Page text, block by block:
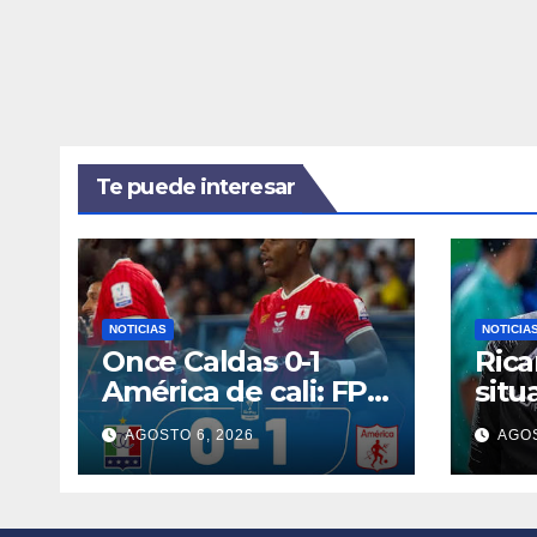
Te puede interesar
NOTICIAS
Once Caldas 0-1
América de cali: FPC
2026
AGOSTO 6, 2026
el